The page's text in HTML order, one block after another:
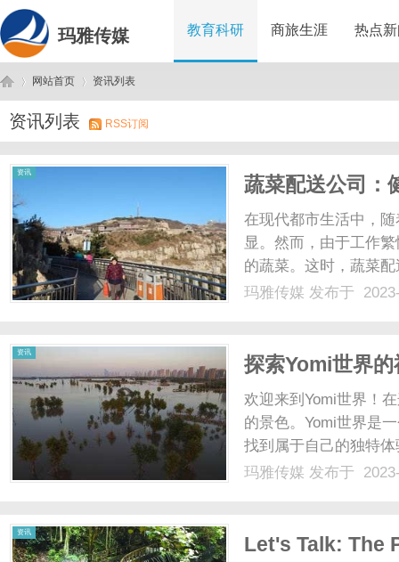
玛雅传媒 教育科研 商旅生涯 热点
玛 ›
网站首页
›
资讯列表
资讯列表 RSS订阅
资讯
蔬菜配送公司：
在现代都市生活中，
显。然而，由于工作
的蔬菜。这时，蔬菜
蔬菜配送公司是一种
玛雅传媒 发布于
资讯
探索Yomi世界
欢迎来到Yomi世界！
的景色。Yomi世界是
找到属于自己的独特
界。一踏入Yomi世界
玛雅传媒 发布于
资讯
Let's Talk: The